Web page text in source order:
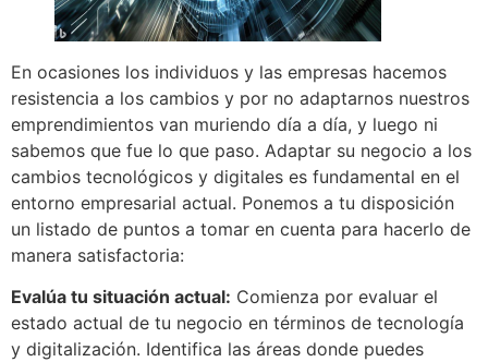
En ocasiones los individuos y las empresas hacemos
resistencia a los cambios y por no adaptarnos nuestros
emprendimientos van muriendo día a día, y luego ni
sabemos que fue lo que paso. Adaptar su negocio a los
cambios tecnológicos y digitales es fundamental en el
entorno empresarial actual. Ponemos a tu disposición
un listado de puntos a tomar en cuenta para hacerlo de
manera satisfactoria:
Evalúa tu situación actual: Comienza por evaluar el
estado actual de tu negocio en términos de tecnología
y digitalización. Identifica las áreas donde puedes